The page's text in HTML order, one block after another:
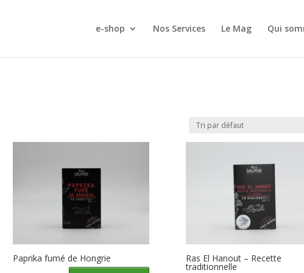
e-shop Nos Services Le Mag Qui
Paprika fumé de Hongrie Ras El Hanout – Recette
traditionnelle